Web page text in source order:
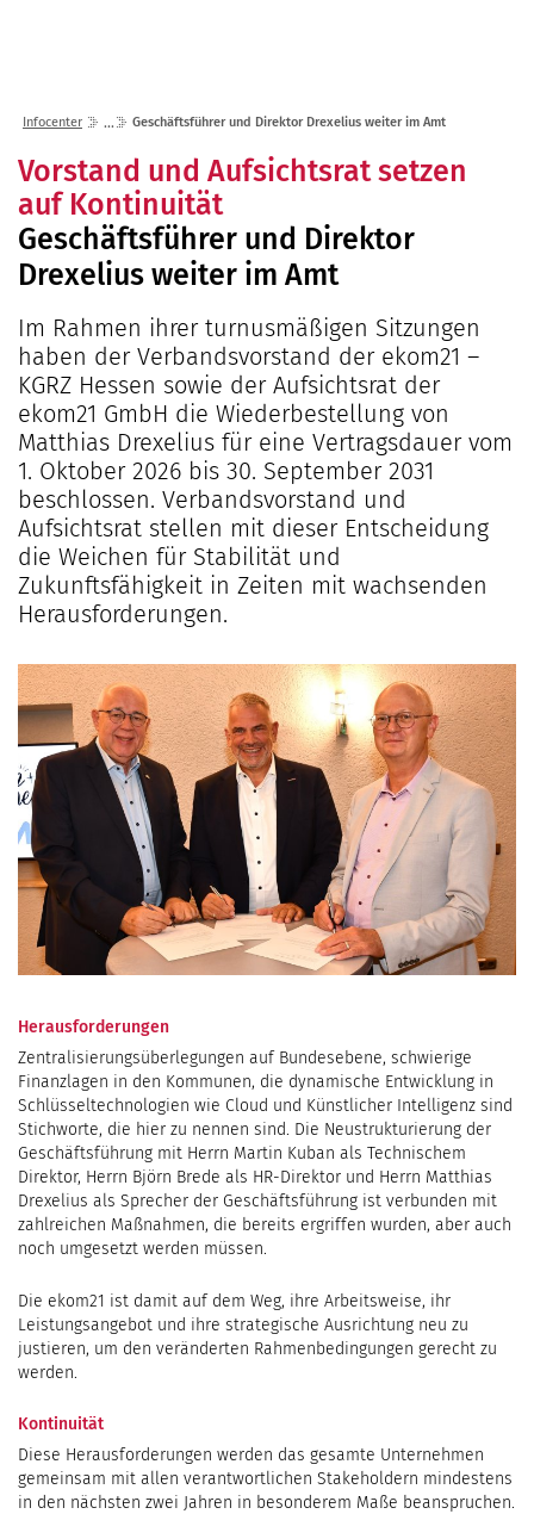
Gremien
Partner
Standorte
Organisation
Über ekom21
Zertifizierungen
Mitgliedschaften
Kontakt
Ansprechpersonen
einfo21 digital 2026
2022
2021
Mediathek
Presse
Veranstaltungen
Events
Open Door |
DigiBauG
Breitband
EfA-Leistungen
GigaMaP
Einheitlicher
ekom21 als Arbeitgeber
Stellenangebote
Ausbildung
Mitarbeitende über uns
Shop
Infocenter Geschäftsführer und Direktor Drexelius weiter im Amt
Vorstand und Aufsichtsrat setzen
auf Kontinuität
Geschäftsführer und Direktor
Drexelius weiter im Amt
Im Rahmen ihrer turnusmäßigen Sitzungen
haben der Verbandsvorstand der ekom21 –
KGRZ Hessen sowie der Aufsichtsrat der
ekom21 GmbH die Wiederbestellung von
Matthias Drexelius für eine Vertragsdauer vom
1. Oktober 2026 bis 30. September 2031
beschlossen. Verbandsvorstand und
Aufsichtsrat stellen mit dieser Entscheidung
die Weichen für Stabilität und
Zukunftsfähigkeit in Zeiten mit wachsenden
Herausforderungen.
Herausforderungen
Zentralisierungsüberlegungen auf Bundesebene, schwierige
Finanzlagen in den Kommunen, die dynamische Entwicklung in
Schlüsseltechnologien wie Cloud und Künstlicher Intelligenz sind
Stichworte, die hier zu nennen sind. Die Neustrukturierung der
Geschäftsführung mit Herrn Martin Kuban als Technischem
Direktor, Herrn Björn Brede als HR-Direktor und Herrn Matthias
Drexelius als Sprecher der Geschäftsführung ist verbunden mit
zahlreichen Maßnahmen, die bereits ergriffen wurden, aber auch
noch umgesetzt werden müssen.
Die ekom21 ist damit auf dem Weg, ihre Arbeitsweise, ihr
Leistungsangebot und ihre strategische Ausrichtung neu zu
justieren, um den veränderten Rahmenbedingungen gerecht zu
werden.
Kontinuität
Diese Herausforderungen werden das gesamte Unternehmen
gemeinsam mit allen verantwortlichen Stakeholdern mindestens
in den nächsten zwei Jahren in besonderem Maße beanspruchen.